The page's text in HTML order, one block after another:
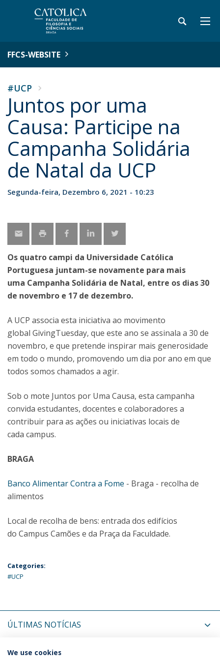
FFCS-WEBSITE
#UCP
Juntos por uma
Causa: Participe na
Campanha Solidária
de Natal da UCP
Segunda-feira, Dezembro 6, 2021 - 10:23
Os quatro campi da Universidade Católica
Portuguesa juntam-se novamente para mais
uma Campanha Solidária de Natal, entre os dias 30
de novembro e 17 de dezembro.
A UCP associa esta iniciativa ao movimento
global GivingTuesday, que este ano se assinala a 30 de
novembro, e que pretende inspirar mais generosidade
em todo o mundo, promovendo um dia por ano em que
todos somos chamados a agir.
Sob o mote Juntos por Uma Causa, esta campanha
convida estudantes, docentes e colaboradores a
contribuir para as ações ou iniciativas locais de
cada campus.
BRAGA
Banco Alimentar Contra a Fome - Braga - recolha de
alimentos
Local de recolha de bens: entrada dos edifícios
do Campus Camões e da Praça da Faculdade.
Categories:
#UCP
ÚLTIMAS NOTÍCIAS
PRÓXIMOS EVENTOS
We use cookies